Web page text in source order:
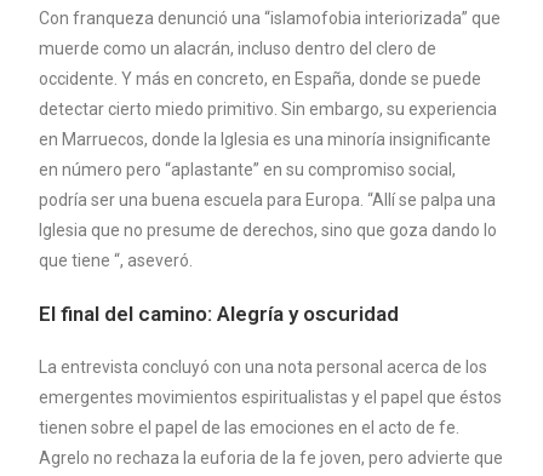
Con franqueza denunció una “islamofobia interiorizada” que
muerde como un alacrán, incluso dentro del clero de
occidente. Y más en concreto, en España, donde se puede
detectar cierto miedo primitivo. Sin embargo, su experiencia
en Marruecos, donde la Iglesia es una minoría insignificante
en número pero “aplastante” en su compromiso social,
podría ser una buena escuela para Europa. “Allí se palpa una
Iglesia que no presume de derechos, sino que goza dando lo
que tiene “, aseveró.
El final del camino: Alegría y oscuridad
La entrevista concluyó con una nota personal acerca de los
emergentes movimientos espiritualistas y el papel que éstos
tienen sobre el papel de las emociones en el acto de fe.
Agrelo no rechaza la euforia de la fe joven, pero advierte que